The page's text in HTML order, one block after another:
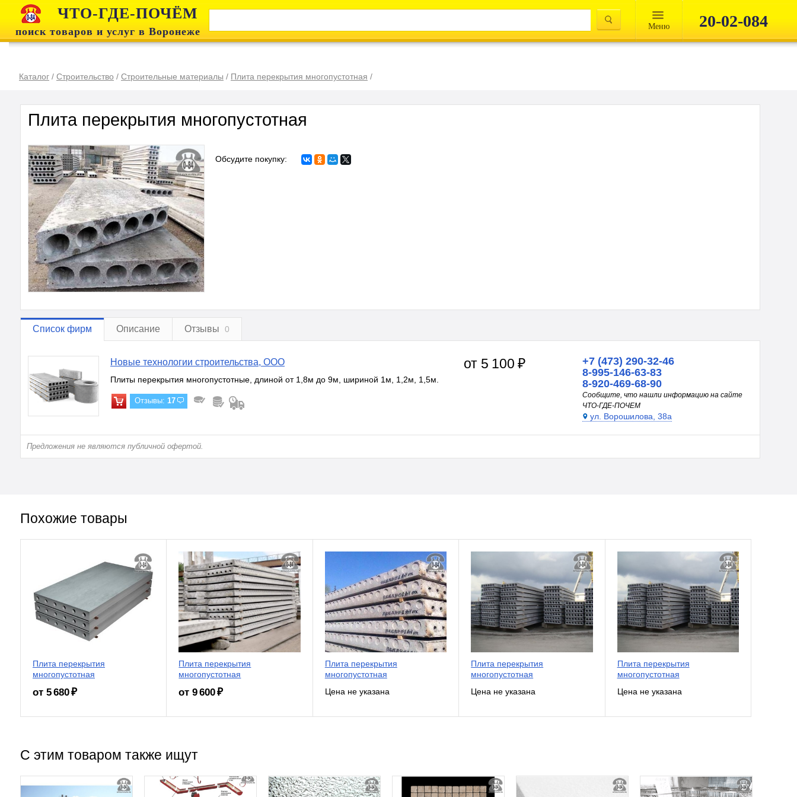
ЧТО-ГДЕ-ПОЧЁМ
поиск товаров и услуг в Воронеже Mеню 20-02-084
Каталог / Строительство / Строительные материалы / Плита перекрытия многопустотная /
Плита перекрытия многопустотная
Обсудите покупку:
Список фирм Описание Отзывы 0
Новые технологии строительства, ООО
Плиты перекрытия многопустотные, длиной от 1,8м до 9м, шириной 1м, 1,2м, 1,5м.
Отзывы: 17
от 5 100 ₽
+7 (473) 290-32-46
8-995-146-63-83
8-920-469-68-90
Сообщите, что нашли информацию на сайте
ЧТО-ГДЕ-ПОЧЕМ
ул. Ворошилова, 38а
Предложения не являются публичной офертой.
Похожие товары
Плита перекрытия
многопустотная
от 5 680 ₽
Плита перекрытия
многопустотная
от 9 600 ₽
Плита перекрытия
многопустотная
Плита перекрытия
многопустотная
Плита перекрытия
многопустотная
С этим товаром также ищут